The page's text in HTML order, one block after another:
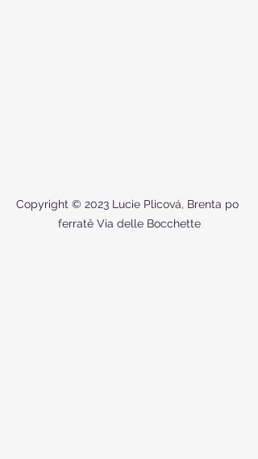
Copyright © 2023 Lucie Plicová, Brenta po
ferratě Via delle Bocchette